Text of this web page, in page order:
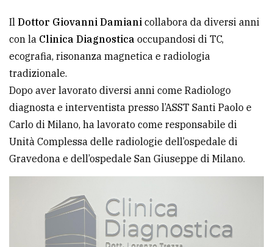
Cerca
comune
Ricerca
avanzata
ALTRE
Il Dottor Giovanni Damiani collabora da diversi anni
con la Clinica Diagnostica occupandosi di TC,
ecografia, risonanza magnetica e radiologia
tradizionale.
Dopo aver lavorato diversi anni come Radiologo
diagnosta e interventista presso l’ASST Santi Paolo e
Carlo di Milano, ha lavorato come responsabile di
Unità Complessa delle radiologie dell’ospedale di
Gravedona e dell’ospedale San Giuseppe di Milano.